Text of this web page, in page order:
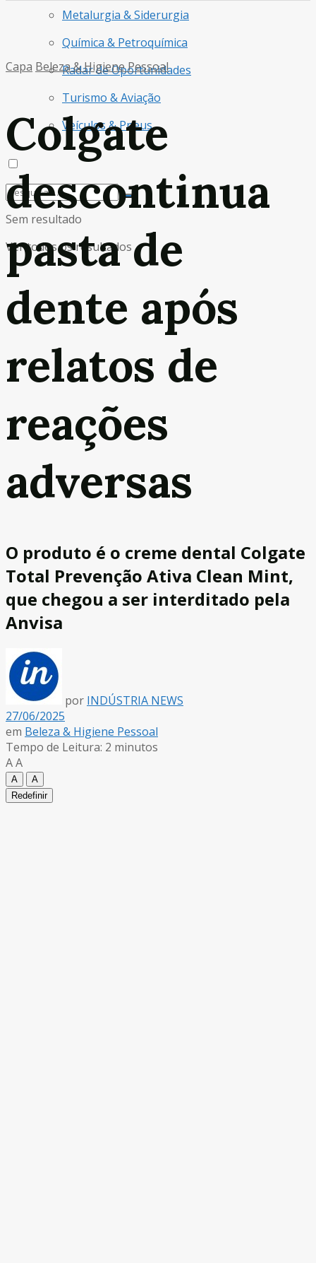
Metalurgia & Siderurgia
Química & Petroquímica
Radar de Oportunidades
Turismo & Aviação
Veículos & Pneus
Sem resultado
Ver todos os resultados
Capa Beleza & Higiene Pessoal
Colgate
descontinua
pasta de
dente após
relatos de
reações
adversas
O produto é o creme dental Colgate
Total Prevenção Ativa Clean Mint,
que chegou a ser interditado pela
Anvisa
por INDÚSTRIA NEWS
27/06/2025
em Beleza & Higiene Pessoal
Tempo de Leitura: 2 minutos
AA
A
A
Redefinir